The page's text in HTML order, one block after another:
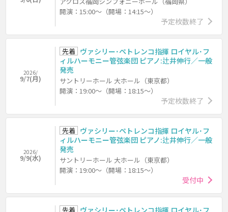
開演：15:00～（開場：14:15～）
予定枚数終了
2026/
9/7(月)
先着 ヴァシリー･ペトレンコ指揮 ロイヤル･フ
ィルハーモニー管弦楽団 ピアノ:辻井伸行／一般
発売
サントリーホール 大ホール（東京都）
開演：19:00～（開場：18:15～）
予定枚数終了
2026/
9/9(水)
先着 ヴァシリー･ペトレンコ指揮 ロイヤル･フ
ィルハーモニー管弦楽団 ピアノ:辻井伸行／一般
発売
サントリーホール 大ホール（東京都）
開演：19:00～（開場：18:15～）
受付中
先着 ヴァシリー･ペトレンコ指揮 ロイヤル･フ